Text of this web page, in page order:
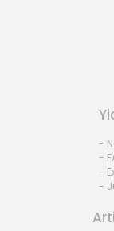
-
-
-
-